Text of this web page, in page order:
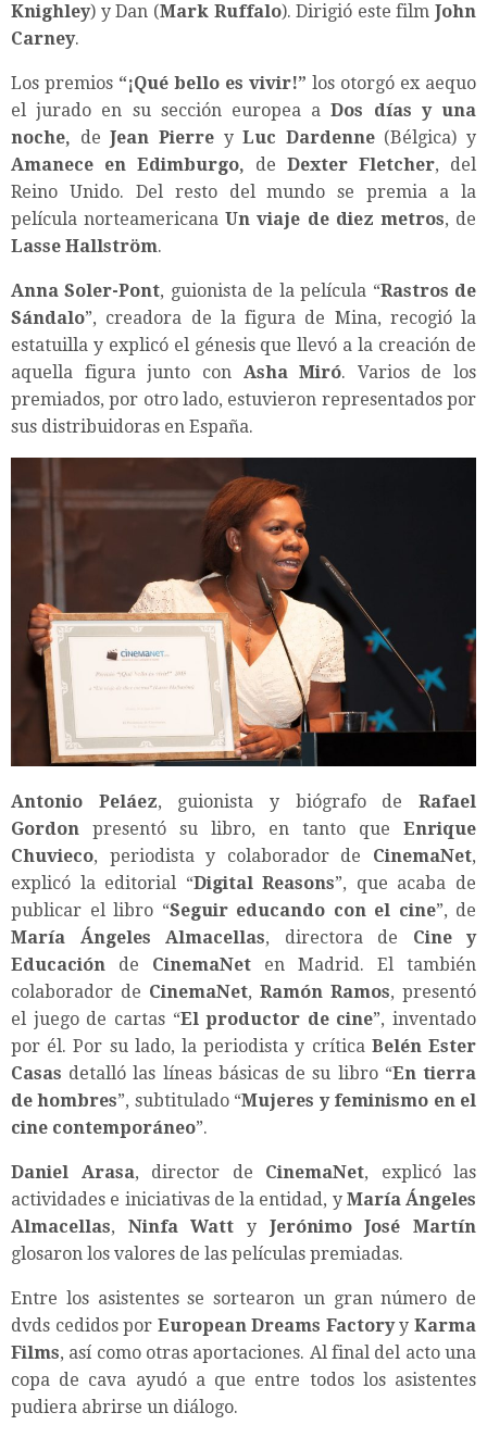
Knighley) y Dan (Mark Ruffalo). Dirigió este film John
Carney.
Los premios “¡Qué bello es vivir!” los otorgó ex aequo
el jurado en su sección europea aDos días y una
noche, deJean PierreyLuc Dardenne(Bélgica) y
Amanece en Edimburgo, de Dexter Fletcher, del
Reino Unido. Del resto del mundo se premia a la
película norteamericanaUn viaje de diez metros, de
Lasse Hallström.
Anna Soler-Pont, guionista de la película “Rastros de
Sándalo”, creadora de la figura de Mina, recogió la
estatuilla y explicó el génesis que llevó a la creación de
aquella figura junto con Asha Miró. Varios de los
premiados, por otro lado, estuvieron representados por
sus distribuidoras en España.
Antonio Peláez, guionista y biógrafo deRafael
Gordon presentó su libro, en tanto que Enrique
Chuvieco, periodista y colaborador de CinemaNet,
explicó la editorial “Digital Reasons”, que acaba de
publicar el libro “Seguir educando con el cine”, de
María Ángeles Almacellas, directora de Cine y
Educación de CinemaNet en Madrid. El también
colaborador de CinemaNet, Ramón Ramos, presentó
el juego de cartas “El productor de cine”, inventado
por él. Por su lado, la periodista y crítica Belén Ester
Casas detalló las líneas básicas de su libro “En tierra
de hombres”, subtitulado “Mujeres y feminismo en el
cine contemporáneo”.
Daniel Arasa, director de CinemaNet, explicó las
actividades e iniciativas de la entidad, y María Ángeles
Almacellas, Ninfa Watt y Jerónimo José Martín
glosaron los valores de las películas premiadas.
Entre los asistentes se sortearon un gran número de
dvds cedidos por European Dreams Factoryy Karma
Films, así como otras aportaciones. Al final del acto una
copa de cava ayudó a que entre todos los asistentes
pudiera abrirse un diálogo.